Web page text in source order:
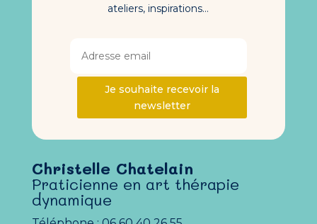
ateliers, inspirations…
Je souhaite recevoir la
newsletter
Christelle Chatelain
Praticienne en art thérapie
dynamique